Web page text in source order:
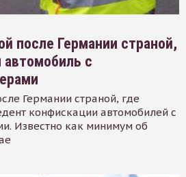
после Германии страной,
автомобиль с
Германии страной, где
конфискации автомобилей с
Известно как минимум об